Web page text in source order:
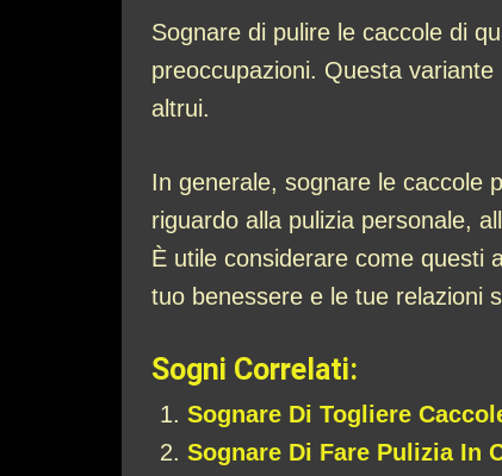
Sognare di pulire le caccole di
preoccupazioni. Questa
altrui.
In generale, sognare le caccole
riguardo alla pulizia personale,
È utile considerare come questi
tuo benessere e le tue relazioni
Sogni Correlati:
Sognare Di Togliere
Sognare Di Fare Pulizia In